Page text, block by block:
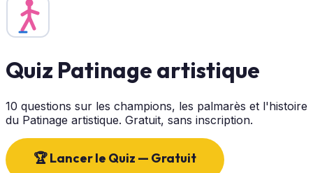
Quiz Patinage artistique
10 questions sur les champions, les palmarès et l'histoire
du Patinage artistique. Gratuit, sans inscription.
🏆 Lancer le Quiz — Gratuit